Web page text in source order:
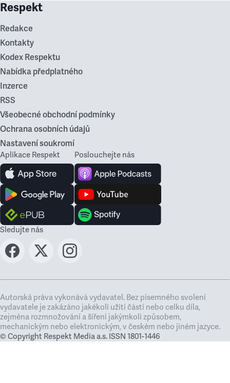
Respekt
Redakce
Kontakty
Kodex Respektu
Nabídka předplatného
Inzerce
RSS
Všeobecné obchodní podmínky
Ochrana osobních údajů
Nastavení soukromí
Aplikace Respekt Poslouchejte nás
Sledujte nás
Autorská práva vykonává vydavatel. Bez písemného svolení
vydavatele je zakázáno jakékoli užití částí nebo celku díla,
zejména rozmnožování a šíření jakýmkoli způsobem,
mechanickým nebo elektronickým, v českém nebo jiném jazyce.
© Copyright Respekt Media a.s. ISSN 1801-1446